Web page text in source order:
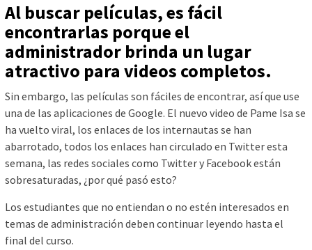
Al buscar películas, es fácil
encontrarlas porque el
administrador brinda un lugar
atractivo para videos completos.
Sin embargo, las películas son fáciles de encontrar, así que use
una de las aplicaciones de Google. El nuevo video de Pame Isa se
ha vuelto viral, los enlaces de los internautas se han
abarrotado, todos los enlaces han circulado en Twitter esta
semana, las redes sociales como Twitter y Facebook están
sobresaturadas, ¿por qué pasó esto?
Los estudiantes que no entiendan o no estén interesados ​​en
temas de administración deben continuar leyendo hasta el
final del curso.